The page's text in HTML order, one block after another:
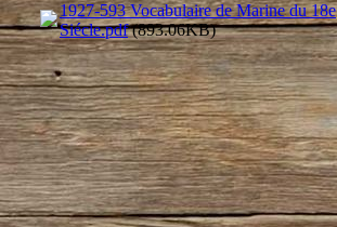
1927-593 Vocabulaire de Marine du 18e
Siécle.pdf(893.06KB)